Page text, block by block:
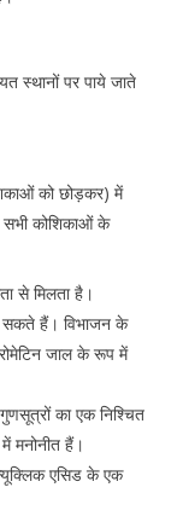
स्थानों पर पाये जाते
को छोड़कर) में
सभी कोशिकाओं के
से मिलता है।
सकते हैं। विभाजन के
जाल के रूप में
का एक निश्चित
मनोनीत हैं।
एसिड के एक